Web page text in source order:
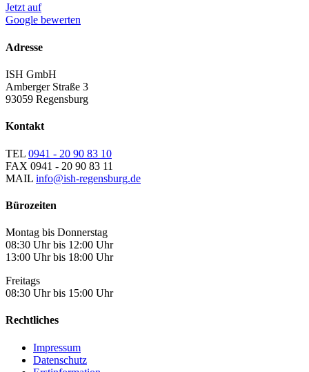
Jetzt auf
Google bewerten
Adresse
ISH GmbH
Amberger Straße 3
93059 Regensburg
Kontakt
TEL 0941 - 20 90 83 10
FAX 0941 - 20 90 83 11
MAIL info@ish-regensburg.de
Bürozeiten
Montag bis Donnerstag
08:30 Uhr bis 12:00 Uhr
13:00 Uhr bis 18:00 Uhr
Freitags
08:30 Uhr bis 15:00 Uhr
Rechtliches
Impressum
Datenschutz